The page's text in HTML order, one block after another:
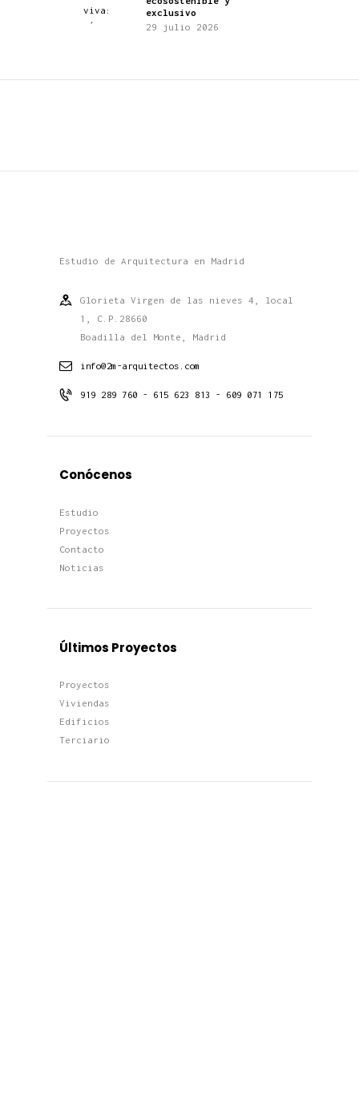
exclusivo
29 julio 2026
Estudio de Arquitectura en Madrid
Glorieta Virgen de las nieves 4, local
1, C.P.28660
Boadilla del Monte, Madrid
info@2m-arquitectos.com
919 289 760 - 615 623 813 - 609 071 175
Conócenos
Estudio
Proyectos
Contacto
Noticias
Últimos Proyectos
Proyectos
Viviendas
Edificios
Terciario